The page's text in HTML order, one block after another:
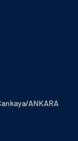
ANKARA